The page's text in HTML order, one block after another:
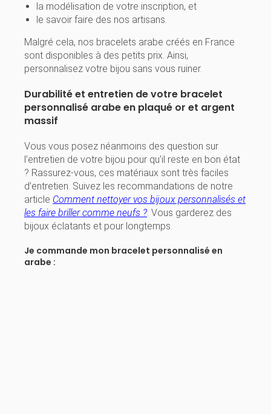
la modélisation de votre inscription, et
le savoir faire des nos artisans.
Malgré cela, nos bracelets arabe créés en France
sont disponibles à des petits prix. Ainsi,
personnalisez votre bijou sans vous ruiner.
Durabilité et entretien de votre bracelet
personnalisé arabe en plaqué or et argent
massif
Vous vous posez néanmoins des question sur
l’entretien de votre bijou pour qu’il reste en bon état
? Rassurez-vous, ces matériaux sont très faciles
d’entretien. Suivez les recommandations de notre
article Comment nettoyer vos bijoux personnalisés et
les faire briller comme neufs ?. Vous garderez des
bijoux éclatants et pour longtemps.
Je commande mon bracelet personnalisé en
arabe :